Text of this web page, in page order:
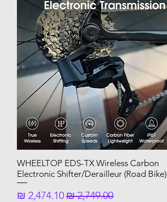
WHEELTOP EDS-TX Wireless Carbon
Electronic Shifter/Derailleur (Road Bike)
מחיר רגיל‏2,749.00 ‏₪ מחיר מבצע